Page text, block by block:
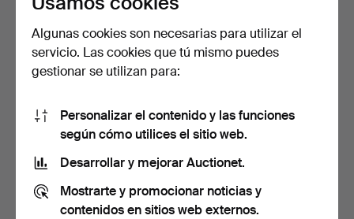
LÁMPARAS DE MESA,
motivo de piña, pareja, …
211 USD
Marian Zawadski, Lámpara
85 USD
Algunas cookies son necesarias para utilizar el
servicio. Las cookies que tú mismo puedes
gestionar se utilizan para:
Personalizar el contenido y las funciones
según cómo utilices el sitio web.
Desarrollar y mejorar Auctionet.
Mostrarte y promocionar noticias y
contenidos en sitios web externos.